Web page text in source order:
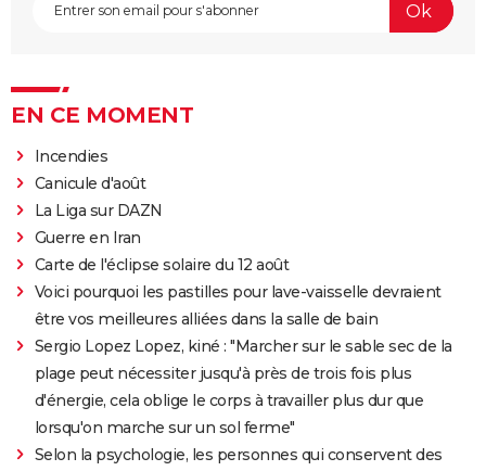
EN CE MOMENT
Incendies
Canicule d'août
La Liga sur DAZN
Guerre en Iran
Carte de l'éclipse solaire du 12 août
Voici pourquoi les pastilles pour lave-vaisselle devraient
être vos meilleures alliées dans la salle de bain
Sergio Lopez Lopez, kiné : "Marcher sur le sable sec de la
plage peut nécessiter jusqu'à près de trois fois plus
d'énergie, cela oblige le corps à travailler plus dur que
lorsqu'on marche sur un sol ferme"
Selon la psychologie, les personnes qui conservent des